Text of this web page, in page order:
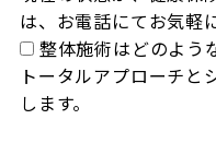
は、お電話にてお気軽
整体施術はどのよう
トータルアプローチと
します。